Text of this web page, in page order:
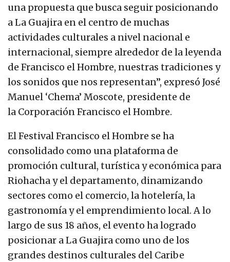
una propuesta que busca seguir posicionando
a La Guajira en el centro de muchas
actividades culturales a nivel nacional e
internacional, siempre alrededor de la leyenda
de Francisco el Hombre, nuestras tradiciones y
los sonidos que nos representan”, expresó José
Manuel ‘Chema’ Moscote, presidente de
la Corporación Francisco el Hombre.
El Festival Francisco el Hombre se ha
consolidado como una plataforma de
promoción cultural, turística y económica para
Riohacha y el departamento, dinamizando
sectores como el comercio, la hotelería, la
gastronomía y el emprendimiento local. A lo
largo de sus 18 años, el evento ha logrado
posicionar a La Guajira como uno de los
grandes destinos culturales del Caribe